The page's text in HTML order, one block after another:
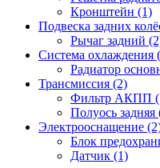
Кронштейн (1)
Подвеска задних
Рычаг задний
Система охлаждения
Радиатор
Трансмиссия (2)
Фильтр АКПП
Полуось задняя
Электрооснащение
Блок
Датчик (1)